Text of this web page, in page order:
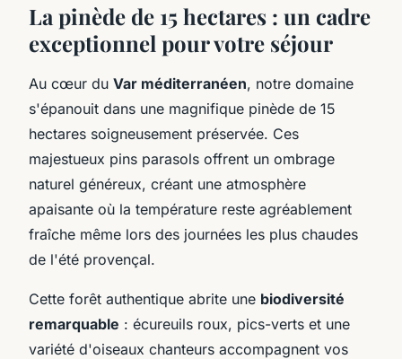
La pinède de 15 hectares : un cadre
exceptionnel pour votre séjour
Au cœur du Var méditerranéen, notre domaine
s'épanouit dans une magnifique pinède de 15
hectares soigneusement préservée. Ces
majestueux pins parasols offrent un ombrage
naturel généreux, créant une atmosphère
apaisante où la température reste agréablement
fraîche même lors des journées les plus chaudes
de l'été provençal.
Cette forêt authentique abrite une biodiversité
remarquable : écureuils roux, pics-verts et une
variété d'oiseaux chanteurs accompagnent vos